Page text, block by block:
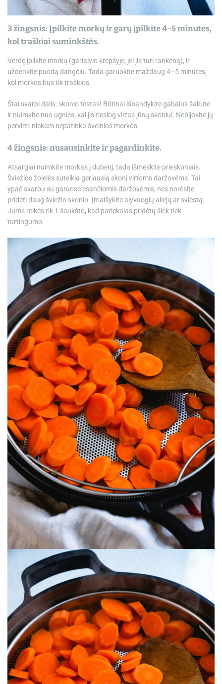
3 žingsnis: Įpilkite morkų ir garų įpilkite 4–5 minutes,
kol traškiai suminkštės.
Verdę įpilkite morkų (garlaivio krepšyje, jei jis turi rankeną), ir
uždenkite puodą dangčiu. Tada garuokite maždaug 4–5 minutes,
kol morkos bus tik traškios.
Štai svarbi dalis: skonio testas! Būtinai išbandykite gabalus šakute
ir nuimkite nuo ugnies, kai jis tiesiog virtas jūsų skoniui. Nebijokite jų
pervirti: niekam nepatinka švelnios morkos.
4 žingsnis: nusausinkite ir pagardinkite.
Atsargiai nuimkite morkas į dubenį, tada išmeskite prieskoniais.
Šviežios žolelės suteikia geriausią skonį virtoms daržovėms. Tai
ypač svarbu su garuose esančiomis daržovėmis, nes norėsite
pridėti daug šviežio skonio. Įmaišykite alyvuogių aliejų ar sviestą:
Jums reikės tik 1 šaukšto, kad patiekalas pridėtų šiek tiek
turtingumo.